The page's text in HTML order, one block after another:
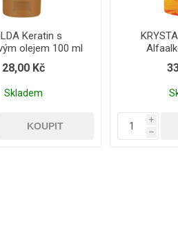
Keratin s
olejem 100 ml
28,00 Kč
Skladem
i
h